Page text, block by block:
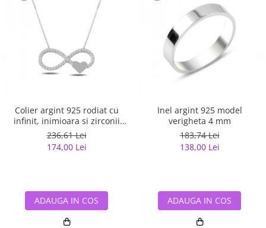
Colier argint 925 rodiat cu
infinit, inimioara si zirconii
albe - Infinite You CTU0067
236,61 Lei
174,00 Lei
ADAUGA IN COS
Inel argint 925 model
verigheta 4 mm
183,74 Lei
138,00 Lei
ADAUGA IN COS